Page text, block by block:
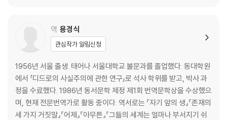
역 용경식
관심작가 알림신청
1956년 서울 출생. 태어나 서울대학교 불문과를 졸업했다. 동대학원
에서 「디드로의 사실주의에 관한 연구」로 석사 학위를 받고, 박사 과
정을 수료했다. 1986년 동서문학 제정 제1회 번역문학상을 수상했으
며, 현재 전문번역가로 활동 중이다. 역서로는 『자기 앞의 생』『존재의
세 가지 거짓말』『어제』『아무튼』『그들의 세계는 얼마나 부서지기 쉬